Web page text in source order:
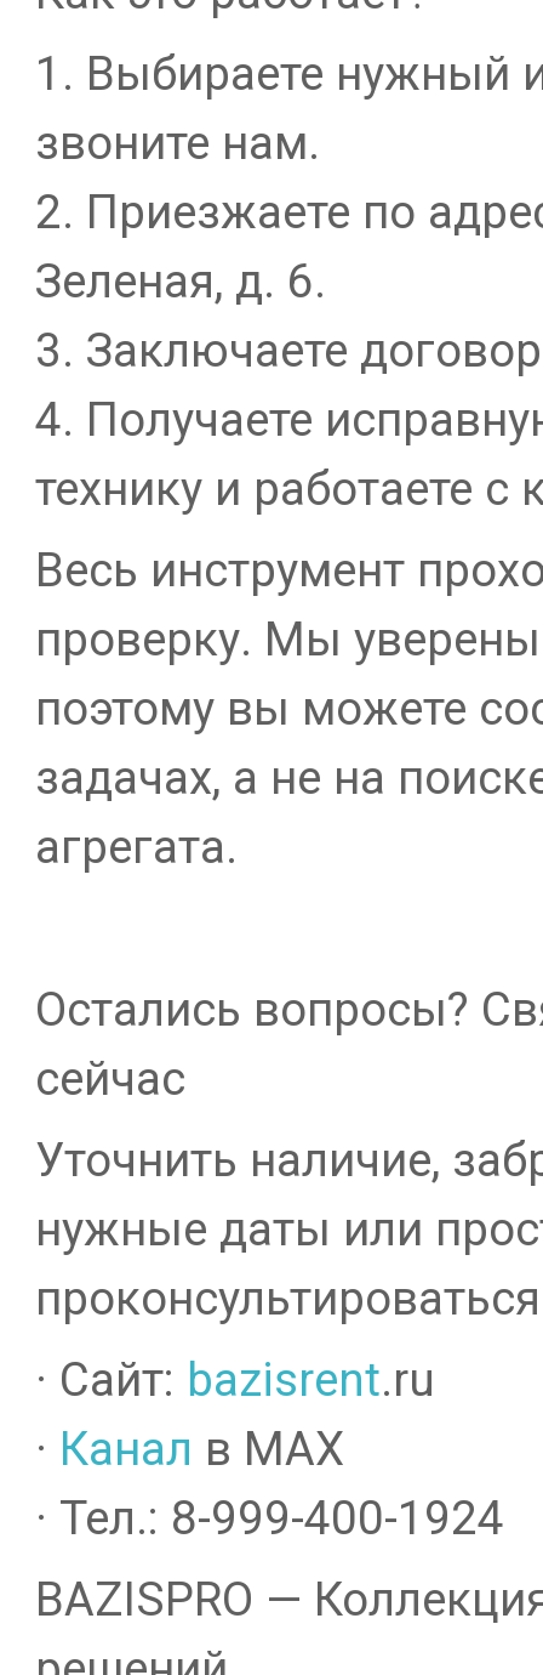
1. Выбираете нужный
звоните нам.
2. Приезжаете по
Зеленая, д. 6.
3. Заключаете
4. Получаете
технику и работаете
Весь инструмент
проверку. Мы
поэтому вы можете
задачах, а не на
агрегата.
Остались вопросы?
сейчас
Уточнить наличие,
нужные даты или
· Сайт: bazisrent.ru
· Канал в MAX
· Тел.: 8-999-400-1924
BAZISPRO —